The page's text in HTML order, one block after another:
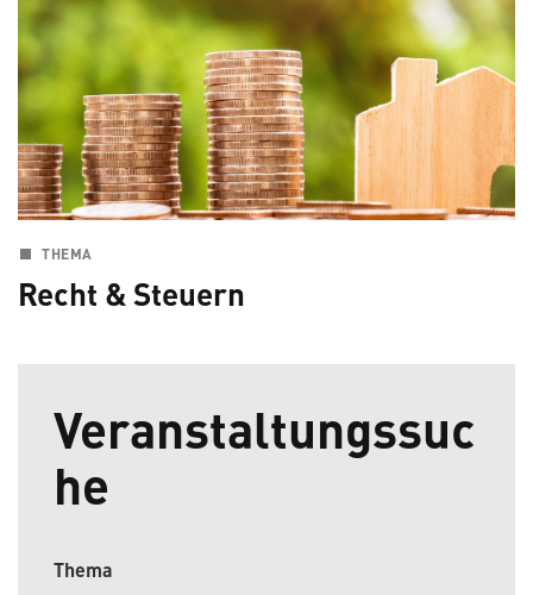
THEMA
Recht & Steuern
Veranstaltungssuc
he
Thema